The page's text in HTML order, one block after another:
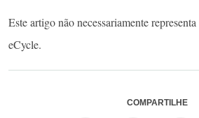
Este artigo não necessariamente
eCycle.
COMPARTILHE